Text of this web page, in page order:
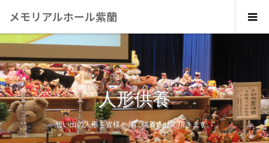
メモリアルホール紫蘭
人形供養
想い出の人形を皆様と共に供養させて頂きます。